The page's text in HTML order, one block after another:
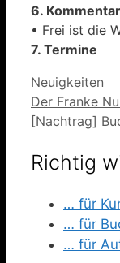
6. Kommentar
• Frei ist die
7. Termine
Kategorien
Neuigkeiten
Der Franke
[Nachtrag]
Richtig
… für
… für
… für